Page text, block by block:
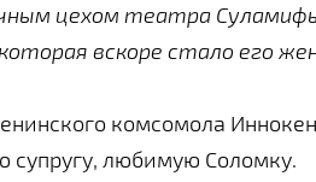
цехом театра
вскоре стало его
комсомола
супругу, любимую Соломку.